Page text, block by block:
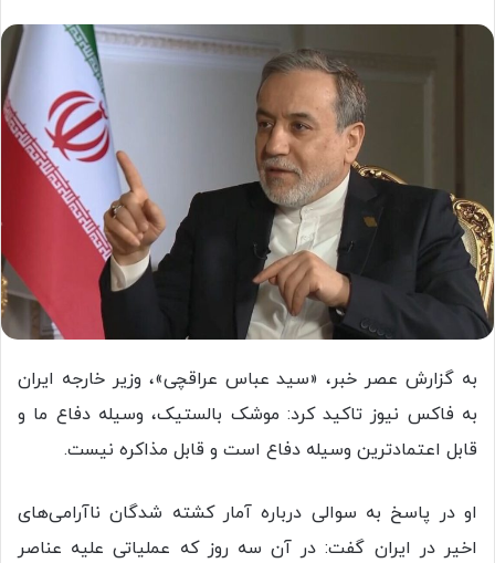
به گزارش عصر خبر، «سید عباس عراقچی»، وزیر خارجه ایران
به فاکس نیوز تاکید کرد: موشک بالستیک، وسیله دفاع ما و
قابل اعتمادترین وسیله دفاع است و قابل مذاکره نیست.
او در پاسخ به سوالی درباره آمار کشته شدگان ناآرامی‌های
اخیر در ایران گفت: در آن سه روز که عملیاتی علیه عناصر